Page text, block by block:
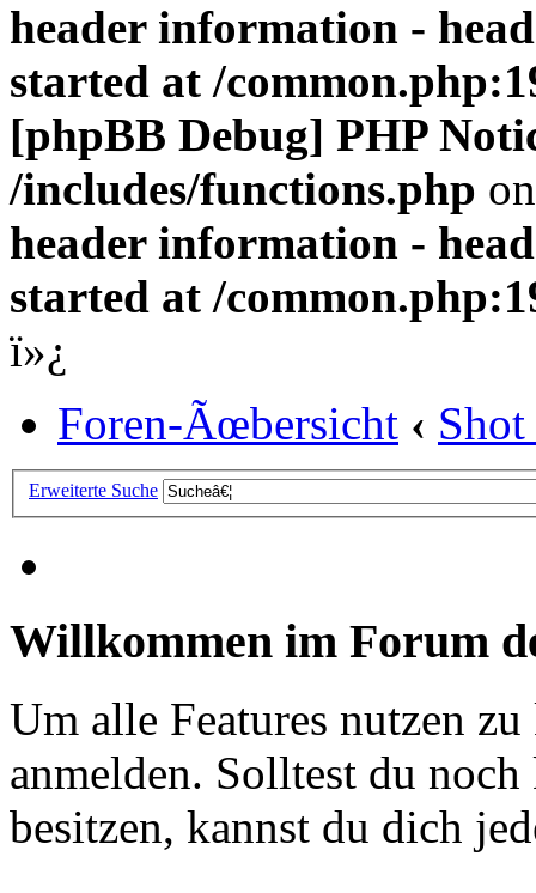
header information -
started at /
[phpBB Debug] PHP
/includes/functions.php
header information -
started at /
ï»¿
Foren-Ãœbersicht ‹
Erweiterte Suche
Willkommen im Forum
Um alle Features nutzen
anmelden. Solltest du
besitzen, kannst du dich